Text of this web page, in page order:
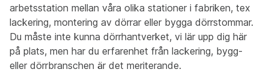
arbetsstation mellan våra olika stationer i fabriken, tex
lackering, montering av dörrar eller bygga dörrstommar.
Du måste inte kunna dörrhantverket, vi lär upp dig här
på plats, men har du erfarenhet från lackering, bygg-
eller dörrbranschen är det meriterande.